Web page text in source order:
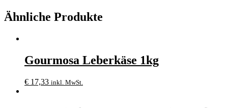
Ähnliche Produkte
Gourmosa Leberkäse 1kg
€ 17,33 inkl. MwSt.